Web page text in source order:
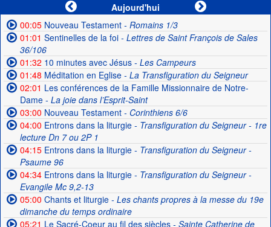
Aujourd'hui
00:05Nouveau Testament- Romains 1/3
01:01 Sentinelles de la foi- Lettres de Saint François de Sales
36/106
01:32 10 minutes avec Jésus- Les Campeurs
01:48 Méditation en Eglise- La Transfiguration du Seigneur
02:01 Les conférences de la Famille Missionnaire de Notre-
Dame- La joie dans l’Esprit-Saint
03:00 Nouveau Testament- Corinthiens 6/6
04:00 Entrons dans la liturgie- Transfiguration du Seigneur - 1re
lecture Dn 7 ou 2P 1
04:15Entrons dans la liturgie- Transfiguration du Seigneur -
Psaume 96
04:34Entrons dans la liturgie- Transfiguration du Seigneur -
Evangile Mc 9,2-13
05:00 Chants et liturgie- Les chants propres à la messe du 19e
dimanche du temps ordinaire
05:21 Le Sacré-Coeur au fil des siècles- Sainte Catherine de